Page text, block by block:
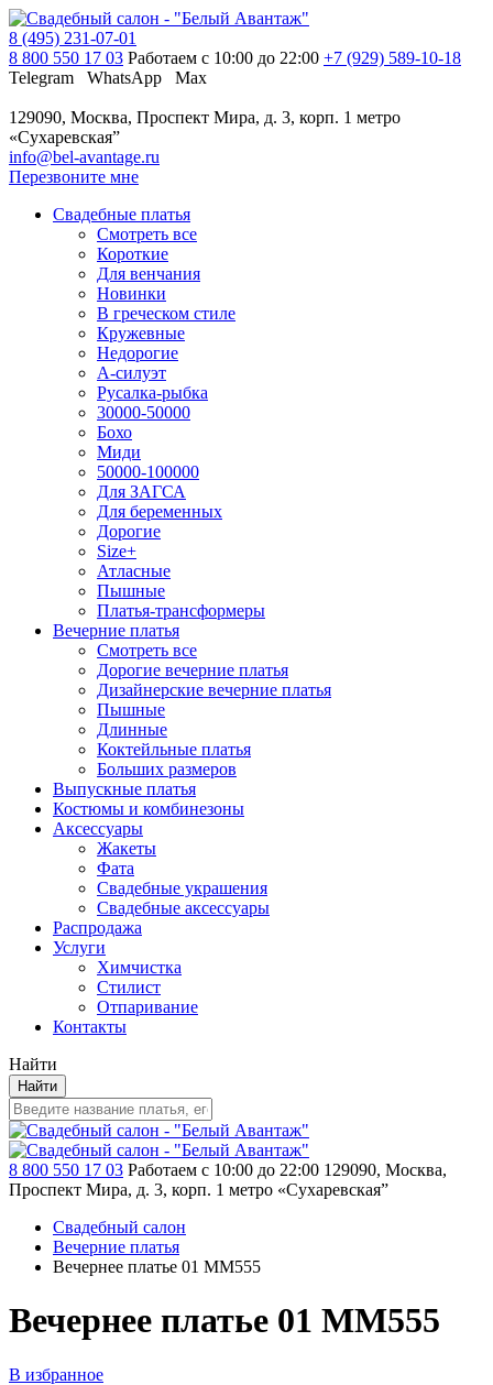
8 (495) 231-07-01
8 800 550 17 03 Работаем с 10:00 до 22:00 +7 (929) 589-10-18
Telegram
WhatsApp Max
129090, Москва, Проспект Мира, д. 3, корп. 1 метро
«Сухаревская”
info@bel-avantage.ru
Перезвоните мне
Свадебные платья
Смотреть все
Короткие
Для венчания
Новинки
В греческом стиле
Кружевные
Недорогие
А-силуэт
Русалка-рыбка
30000-50000
Бохо
Миди
50000-100000
Для ЗАГСА
Для беременных
Дорогие
Size+
Атласные
Пышные
Платья-трансформеры
Вечерние платья
Смотреть все
Дорогие вечерние платья
Дизайнерские вечерние платья
Пышные
Длинные
Коктейльные платья
Больших размеров
Выпускные платья
Костюмы и комбинезоны
Аксессуары
Жакеты
Фата
Свадебные украшения
Свадебные аксессуары
Распродажа
Услуги
Химчистка
Стилист
Отпаривание
Контакты
Найти
Найти
8 800 550 17 03 Работаем с 10:00 до 22:00 129090, Москва,
Проспект Мира, д. 3, корп. 1 метро «Сухаревская”
Свадебный салон
Вечерние платья
Вечернее платье 01 MM555
Вечернее платье 01 MM555
В избранное